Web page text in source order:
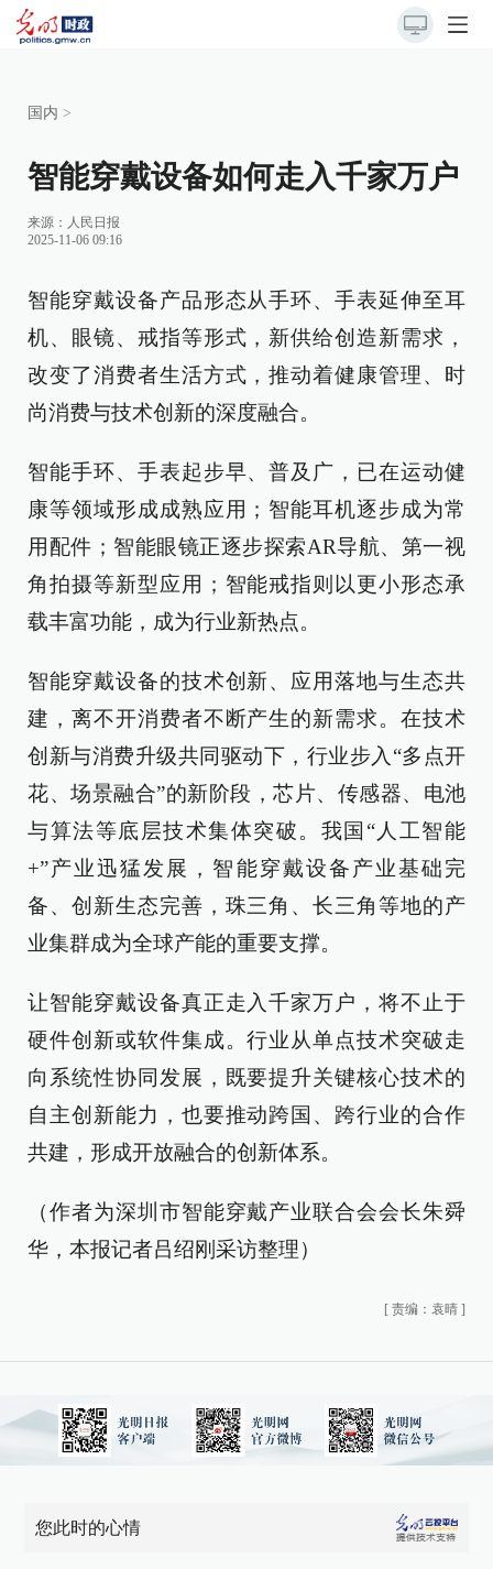
国内 >
智能穿戴设备如何走入千家万户
来源： 人民日报
2025-11-06 09:16
智能穿戴设备产品形态从手环、手表延伸至耳
机、眼镜、戒指等形式，新供给创造新需求，
改变了消费者生活方式，推动着健康管理、时
尚消费与技术创新的深度融合。
智能手环、手表起步早、普及广，已在运动健
康等领域形成成熟应用；智能耳机逐步成为常
用配件；智能眼镜正逐步探索AR导航、第一视
角拍摄等新型应用；智能戒指则以更小形态承
载丰富功能，成为行业新热点。
智能穿戴设备的技术创新、应用落地与生态共
建，离不开消费者不断产生的新需求。在技术
创新与消费升级共同驱动下，行业步入“多点开
花、场景融合”的新阶段，芯片、传感器、电池
与算法等底层技术集体突破。我国“人工智能
+”产业迅猛发展，智能穿戴设备产业基础完
备、创新生态完善，珠三角、长三角等地的产
业集群成为全球产能的重要支撑。
让智能穿戴设备真正走入千家万户，将不止于
硬件创新或软件集成。行业从单点技术突破走
向系统性协同发展，既要提升关键核心技术的
自主创新能力，也要推动跨国、跨行业的合作
共建，形成开放融合的创新体系。
（作者为深圳市智能穿戴产业联合会会长朱舜
华，本报记者吕绍刚采访整理）
[ 责编：袁晴 ]
您此时的心情